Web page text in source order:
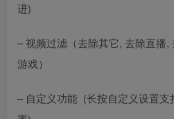
进)
– 视频过滤（去除其它, 去除直播,
游戏）
– 自定义功能 (长按自定义设置